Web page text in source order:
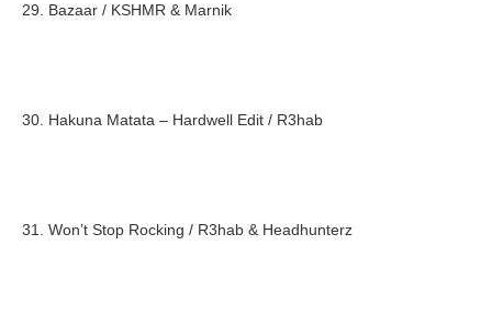
29. Bazaar / KSHMR & Marnik
30. Hakuna Matata – Hardwell Edit / R3hab
31. Won’t Stop Rocking / R3hab & Headhunterz